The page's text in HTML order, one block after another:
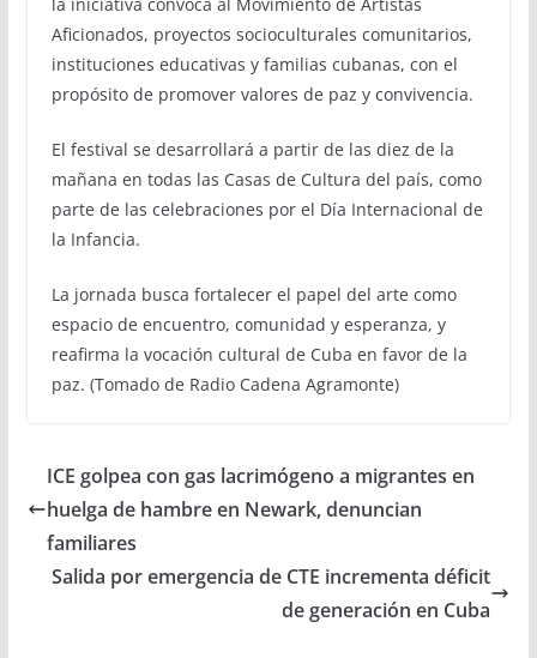
Aficionados, proyectos socioculturales comunitarios,
instituciones educativas y familias cubanas, con el
propósito de promover valores de paz y convivencia.
El festival se desarrollará a partir de las diez de la
mañana en todas las Casas de Cultura del país, como
parte de las celebraciones por el Día Internacional de
la Infancia.
La jornada busca fortalecer el papel del arte como
espacio de encuentro, comunidad y esperanza, y
reafirma la vocación cultural de Cuba en favor de la
paz. (Tomado de Radio Cadena Agramonte)
ICE golpea con gas lacrimógeno a migrantes en
huelga de hambre en Newark, denuncian
familiares
Salida por emergencia de CTE incrementa déficit
de generación en Cuba